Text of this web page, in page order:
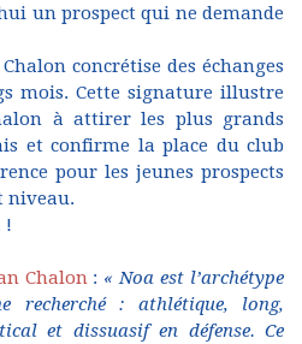
un prospect qui ne demande
concrétise des échanges
mois. Cette signature illustre
à attirer les plus grands
et confirme la place du club
pour les jeunes prospects
niveau.
!
Chalon: « Noa est l’archétype
recherché : athlétique, long,
et dissuasif en défense. Ce